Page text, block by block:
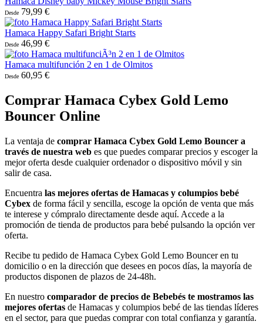
Desde 79,99 €
Hamaca Happy Safari Bright Starts
Desde 46,99 €
Hamaca multifunción 2 en 1 de Olmitos
Desde 60,95 €
Comprar Hamaca Cybex Gold Lemo
Bouncer Online
La ventaja de comprar Hamaca Cybex Gold Lemo Bouncer a
través de nuestra web es que puedes comparar precios y escoger la
mejor oferta desde cualquier ordenador o dispositivo móvil y sin
salir de casa.
Encuentra las mejores ofertas de Hamacas y columpios bebé
Cybex de forma fácil y sencilla, escoge la opción de venta que más
te interese y cómpralo directamente desde aquí. Accede a la
promoción de tienda de productos para bebé pulsando la opción ver
oferta.
Recibe tu pedido de Hamaca Cybex Gold Lemo Bouncer en tu
domicilio o en la dirección que desees en pocos días, la mayoría de
productos disponen de plazos de 24-48h.
En nuestro comparador de precios de Bebebés te mostramos las
mejores ofertas de Hamacas y columpios bebé de las tiendas líderes
en el sector, para que puedas comprar con total confianza y garantía.